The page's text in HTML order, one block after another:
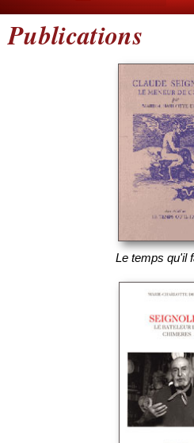
Publications
Le temps qu'il